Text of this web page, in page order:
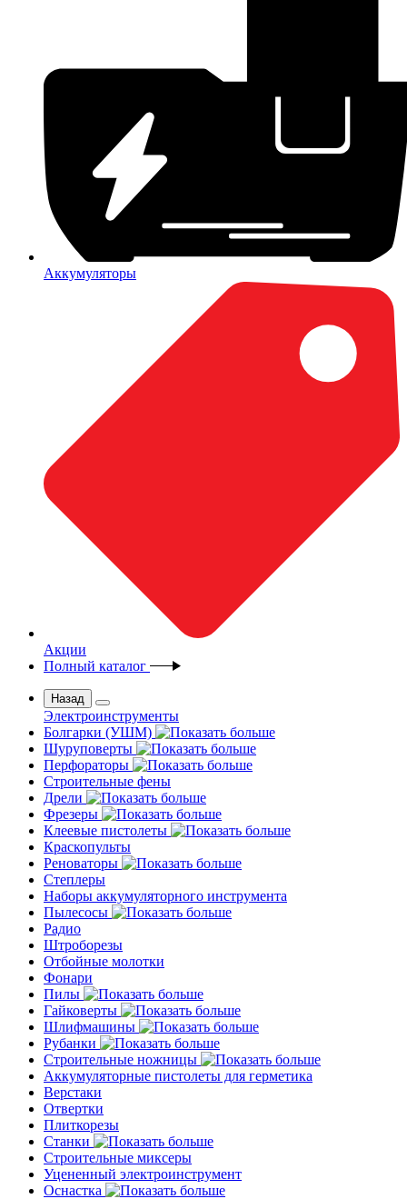
Аккумуляторы
Акции
Полный каталог
Назад
Электроинструменты
Болгарки (УШМ)
Шуруповерты
Перфораторы
Строительные фены
Дрели
Фрезеры
Клеевые пистолеты
Краскопульты
Реноваторы
Степлеры
Наборы аккумуляторного инструмента
Пылесосы
Радио
Штроборезы
Отбойные молотки
Фонари
Пилы
Гайковерты
Шлифмашины
Рубанки
Строительные ножницы
Аккумуляторные пистолеты для герметика
Верстаки
Отвертки
Плиткорезы
Станки
Строительные миксеры
Уцененный электроинструмент
Оснастка